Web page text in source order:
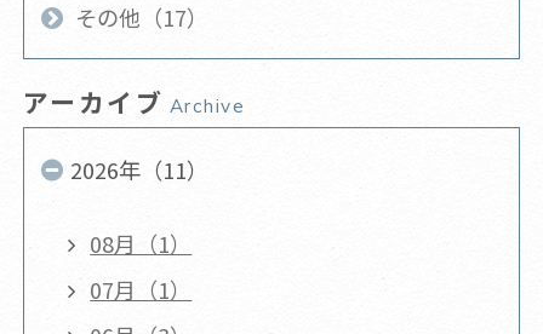
その他（17）
アーカイブ Archive
2026年（11）
08月（1）
07月（1）